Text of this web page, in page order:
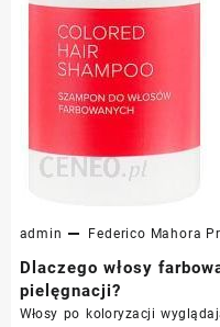
admin Federico Mahora
Dlaczego włosy
pielęgnacji?
Włosy po koloryzacji